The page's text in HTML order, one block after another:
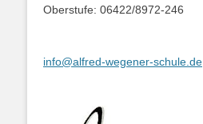
Oberstufe: 06422/8972-246
info@alfred-wegener-schule.de